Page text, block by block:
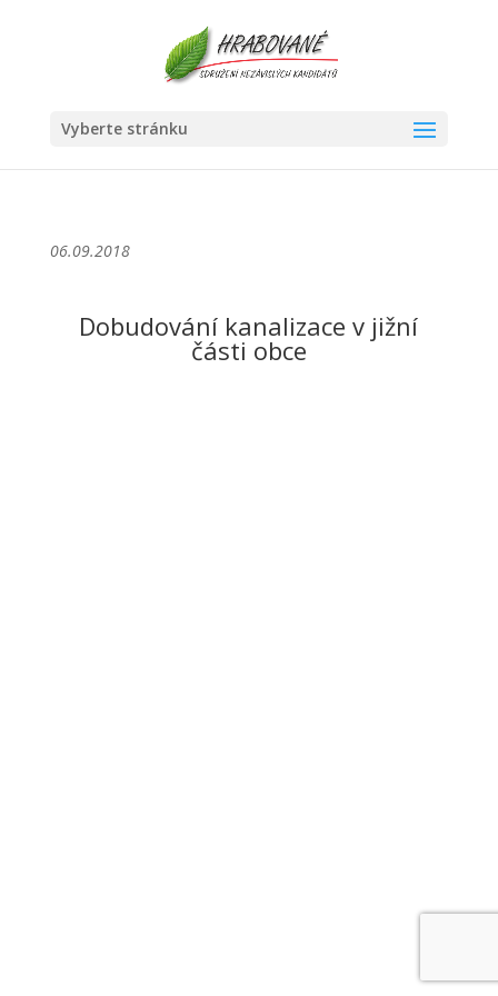
Vyberte stránku
06.09.2018
Dobudování kanalizace v jižní
části obce